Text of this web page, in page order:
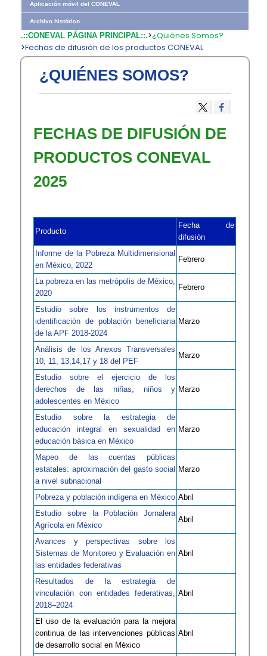
Aplicación móvil del CONEVAL
Archivo histórico
.::CONEVAL PÁGINA PRINCIPAL::.>¿Quiénes Somos?
>Fechas de difusión de los productos CONEVAL
¿QUIÉNES SOMOS?
​​FECHAS DE DIFUSIÓN DE
PRODUCTOS CONEVAL
2025
Producto
Fecha de
difusión
Informe de la Pobreza Multidimensional
en México, 2022
Febrero
La pobreza en las metrópolis de México,
2020
Febrero
Estudio sobre los instrumentos de
identificación de población beneficiaria
de la APF 2018-2024
Marzo
Análisis de los Anexos Transversales
10, 11, 13,14,17 y 18 del PEF
Marzo
Estudio sobre el ejercicio de los
derechos de las niñas, niños y
adolescentes en México
Marzo
Estudio sobre la estrategia de
educación integral en sexualidad en
educación básica en México
Marzo
Mapeo de las cuentas públicas
estatales: aproximación del gasto social
a nivel subnacional
Marzo
Pobreza y población indígena en México Abril
Estudio sobre la Población Jornalera
Agrícola en México
Abril
Avances y perspectivas sobre los
Sistemas de Monitoreo y Evaluación en
las entidades federativas
Abril
Resultados de la estrategia de
vinculación con entidades federativas,
2018–2024
Abril
El uso de la evaluación para la mejora
continua de las intervenciones públicas
de desarrollo social en México
Abril